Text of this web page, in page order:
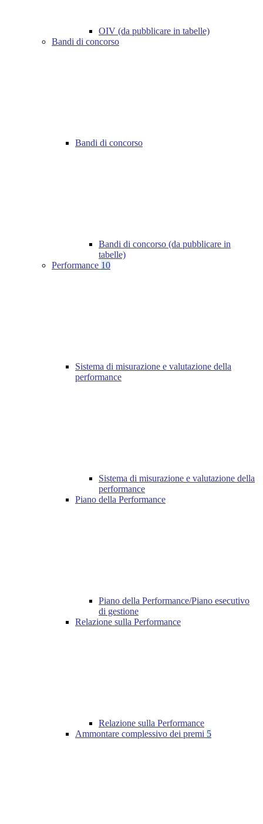
OIV (da pubblicare in tabelle)
Bandi di concorso
Bandi di concorso
Bandi di concorso (da pubblicare in
tabelle)
Performance 10
Sistema di misurazione e valutazione della
performance
Sistema di misurazione e valutazione della
performance
Piano della Performance
Piano della Performance/Piano esecutivo
di gestione
Relazione sulla Performance
Relazione sulla Performance
Ammontare complessivo dei premi 5